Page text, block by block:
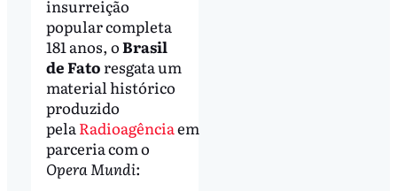
insurreição
popular completa
181 anos, oBrasil
de Fato resgata um
material histórico
produzido
pela Radioagênciaem
parceria com o
Opera Mundi: